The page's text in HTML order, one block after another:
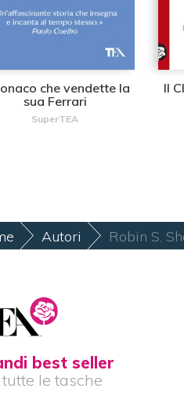
che vendette la
sua Ferrari
SuperTEA
Il
Autori Robin S.
best seller
le tasche